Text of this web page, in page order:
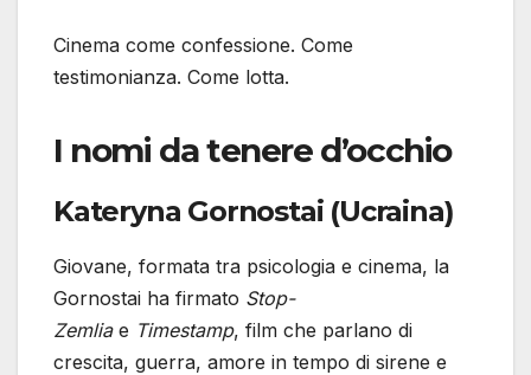
Cinema come confessione. Come
testimonianza. Come lotta.
I nomi da tenere d’occhio
Kateryna Gornostai (Ucraina)
Giovane, formata tra psicologia e cinema, la
Gornostai ha firmato Stop-
Zemliae Timestamp, film che parlano di
crescita, guerra, amore in tempo di sirene e